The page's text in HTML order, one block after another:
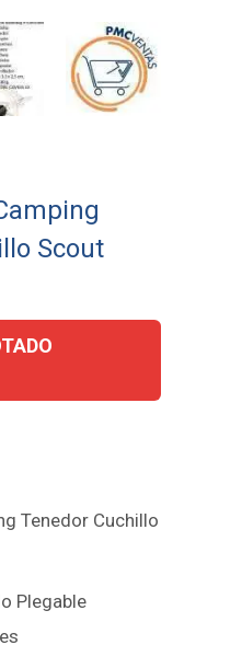
Scout
Tenedor Cuchillo
Plegable